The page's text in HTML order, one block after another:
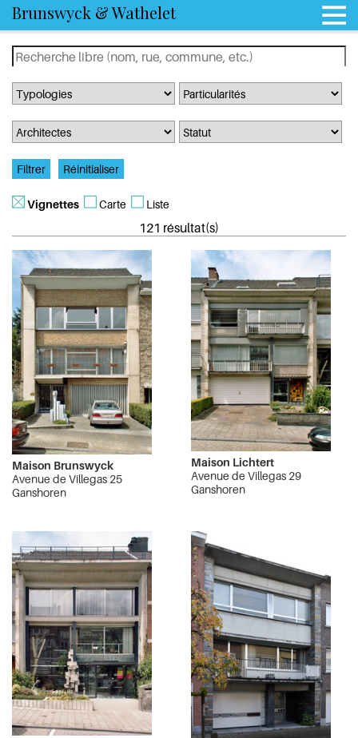
Brunswyck & Wathelet
Vignettes Carte Liste
121 résultat(s)
Maison Brunswyck
Avenue de Villegas 25
Ganshoren
Maison Lichtert
Avenue de Villegas 29
Ganshoren